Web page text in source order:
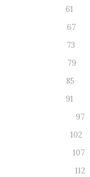
61
67
73
79
85
91
97
102
107
112